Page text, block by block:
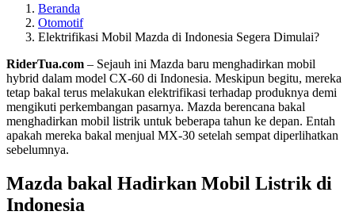
Beranda
Otomotif
Elektrifikasi Mobil Mazda di Indonesia Segera Dimulai?
RiderTua.com – Sejauh ini Mazda baru menghadirkan mobil
hybrid dalam model CX-60 di Indonesia. Meskipun begitu, mereka
tetap bakal terus melakukan elektrifikasi terhadap produknya demi
mengikuti perkembangan pasarnya. Mazda berencana bakal
menghadirkan mobil listrik untuk beberapa tahun ke depan. Entah
apakah mereka bakal menjual MX-30 setelah sempat diperlihatkan
sebelumnya.
Mazda bakal Hadirkan Mobil Listrik di
Indonesia